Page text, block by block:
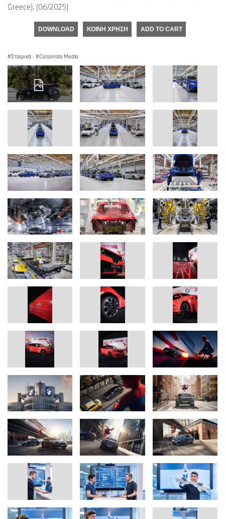
Greece). (06/2025)
DOWNLOAD ΚΟΙΝΉ ΧΡΉΣΗ ADD TO CART
Εταιρικά · Corporate Media